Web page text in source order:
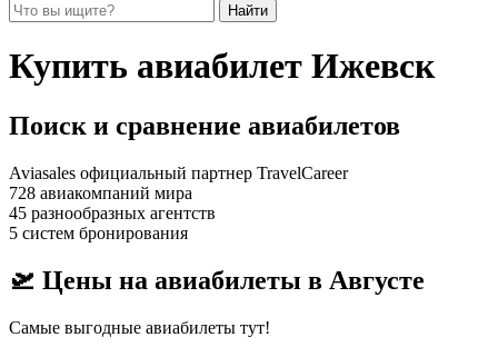
Найти
Купить авиабилет Ижевск
Поиск и сравнение авиабилетов
Aviasales официальный партнер TravelCareer
728 авиакомпаний мира
45 разнообразных агентств
5 систем бронирования
🛫 Цены на авиабилеты в Августе
Самые выгодные авиабилеты тут!